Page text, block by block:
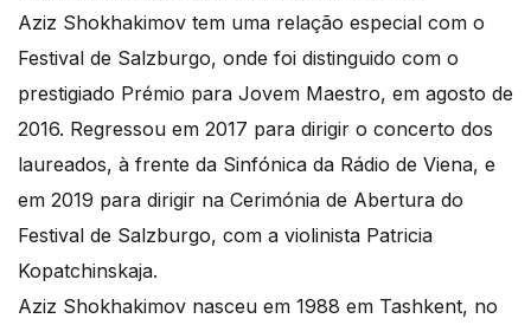
Aziz Shokhakimov tem uma relação especial com o
Festival de Salzburgo, onde foi distinguido com o
prestigiado Prémio para Jovem Maestro, em agosto de
2016. Regressou em 2017 para dirigir o concerto dos
laureados, à frente da Sinfónica da Rádio de Viena, e
em 2019 para dirigir na Cerimónia de Abertura do
Festival de Salzburgo, com a violinista Patricia
Kopatchinskaja.
Aziz Shokhakimov nasceu em 1988 em Tashkent, no